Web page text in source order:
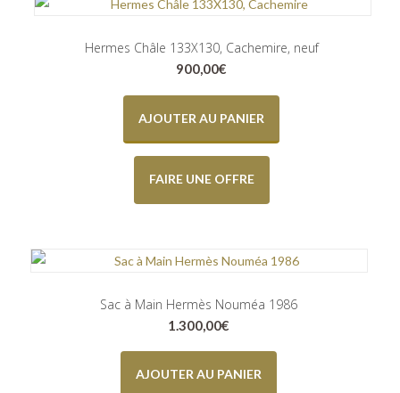
Hermes Châle 133X130, Cachemire, neuf
900,00€
AJOUTER AU PANIER
FAIRE UNE OFFRE
Sac à Main Hermès Nouméa 1986
1.300,00€
AJOUTER AU PANIER